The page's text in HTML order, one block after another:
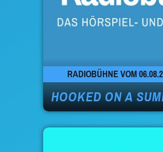
RADIOBÜHNE VOM
HOOKED ON A